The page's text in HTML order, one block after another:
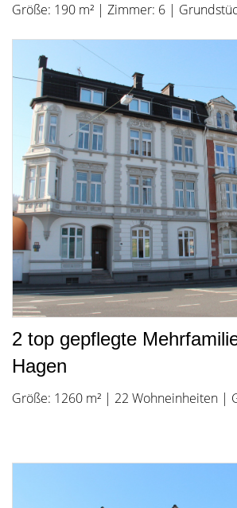
Größe: 190 m² | Zimmer: 6 |
2 top gepflegte
Hagen
Größe: 1260 m² | 22 Wohneinheiten |